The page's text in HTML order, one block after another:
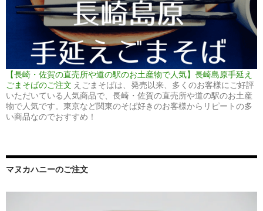
【長崎・佐賀の直売所や道の駅のお土産物で人気】長崎島原手延え
ごまそばのご注文 えごまそばは、発売以来、多くのお客様にご好評
いただいている人気商品で、長崎・佐賀の直売所や道の駅のお土産
物で人気です。東京など関東のそば好きのお客様からリピートの多
い商品なのでおすすめ！
マヌカハニーのご注文